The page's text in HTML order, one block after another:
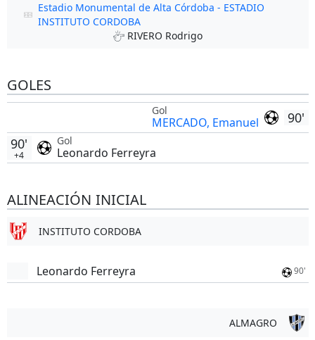
Estadio Monumental de Alta Córdoba - ESTADIO
INSTITUTO CORDOBA
RIVERO Rodrigo
GOLES
90'
Gol
MERCADO, Emanuel
Gol
Leonardo Ferreyra
90'
+4
ALINEACIÓN INICIAL
INSTITUTO CORDOBA
Leonardo Ferreyra 90'
ALMAGRO